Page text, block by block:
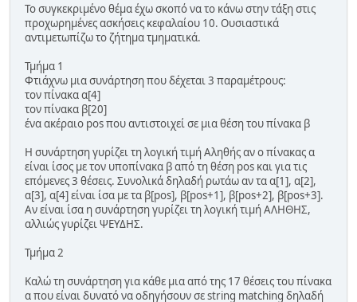
Το συγκεκριμένο θέμα έχω σκοπό να το κάνω στην τάξη στις
προχωρημένες ασκήσεις κεφαλαίου 10. Ουσιαστικά
αντιμετωπίζω το ζήτημα τμηματικά.
Τμήμα 1
Φτιάχνω μια συνάρτηση που δέχεται 3 παραμέτρους:
τον πίνακα α[4]
τον πίνακα β[20]
ένα ακέραιο pos που αντιστοιχεί σε μια θέση του πίνακα β
Η συνάρτηση γυρίζει τη λογική τιμή Αληθής αν ο πίνακας α
είναι ίσος με τον υποπίνακα β από τη θέση pos και για τις
επόμενες 3 θέσεις. Συνολικά δηλαδή ρωτάω αν τα α[1], α[2],
α[3], α[4] είναι ίσα με τα β[pos], β[pos+1], β[pos+2], β[pos+3].
Αν είναι ίσα η συνάρτηση γυρίζει τη λογική τιμή ΑΛΗΘΗΣ,
αλλιώς γυρίζει ΨΕΥΔΗΣ.
Τμήμα 2
Καλώ τη συνάρτηση για κάθε μια από της 17 θέσεις του πίνακα
α που είναι δυνατό να οδηγήσουν σε string matching δηλαδή